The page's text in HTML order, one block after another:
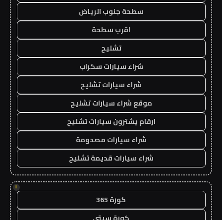
سطحة جنوب الرياض
اقرب سطحة
تشليح
شراء سيارات سكراب
شراء سيارات تشليح
موقع شراء سيارات تشليح
ارقام يشترون سيارات تشليح
شراء سيارات مصدومة
شراء سيارات قديمة تشليح
!
كورة 365